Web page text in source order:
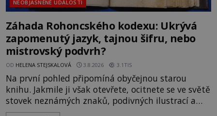
NEOBJASNĚNÉ UDÁLOSTI
Záhada Rohoncského kodexu: Ukrývá
zapomenutý jazyk, tajnou šifru, nebo
mistrovský podvrh?
OD HELENA STEJSKALOVÁ 3.8.2026 3.1TIS
Na první pohled připomíná obyčejnou starou
knihu. Jakmile ji však otevřete, ocitnete se ve světě
stovek neznámých znaků, podivných ilustrací a
textu, který už téměř dvě století vzdoruje všem